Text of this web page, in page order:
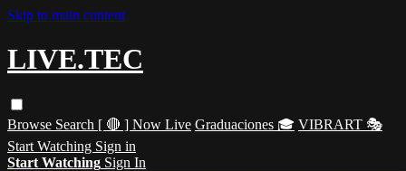
Skip to main content
LIVE.TEC
Browse Search [ 🔴 ] Now Live Graduaciones 🎓 VIBRART 🎭
Start Watching Sign in
Start Watching Sign In